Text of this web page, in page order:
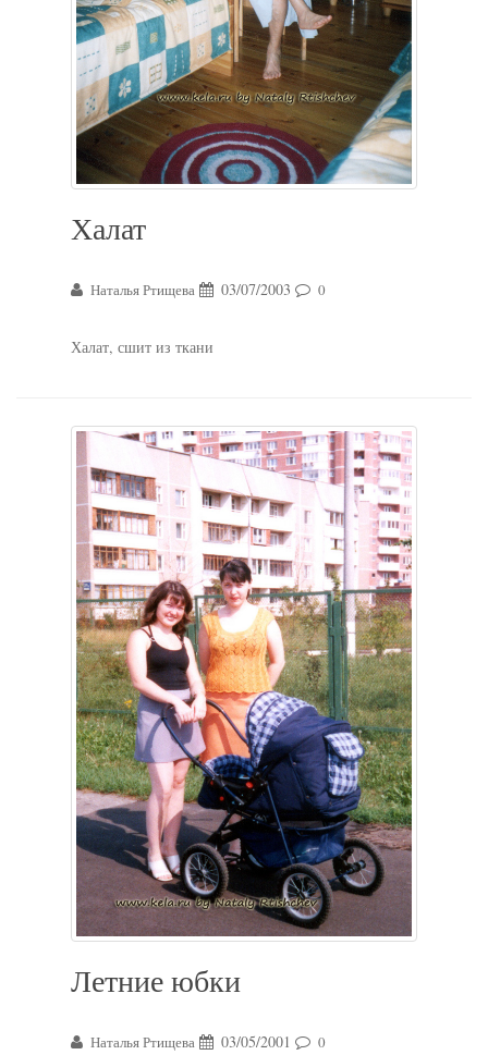
Халат
Наталья Ртищева 03/07/2003 0
Халат, сшит из ткани
Летние юбки
Наталья Ртищева 03/05/2001 0